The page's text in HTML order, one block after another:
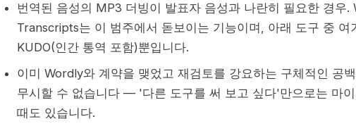
번역된 음성의 MP3 더빙이 발표자 음성과 나란히 필요한 경우.
Transcripts는 이 범주에서 돋보이는 기능이며, 아래 도구 중 여
KUDO(인간 통역 포함)뿐입니다.
이미 Wordly와 계약을 맺었고 재검토를 강요하는 구체적인 공
무시할 수 없습니다 — '다른 도구를 써 보고 싶다'만으로는 마
때도 있습니다.